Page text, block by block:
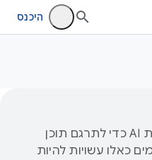
היכנס
‫Google משתמשת בטכנולוגיית AI כדי לתרגם תוכן
כאלו עשויות להיות